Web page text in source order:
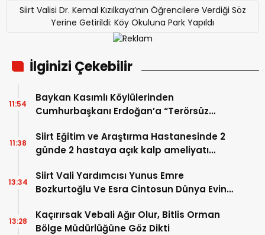
Siirt Valisi Dr. Kemal Kızılkaya’nın Öğrencilere Verdiği Söz
Yerine Getirildi: Köy Okuluna Park Yapıldı
İlginizi Çekebilir
Baykan Kasımlı Köylülerinden
Cumhurbaşkanı Erdoğan’a “Terörsüz
11:54
Siirt Eğitim ve Araştırma Hastanesinde 2
günde 2 hastaya açık kalp ameliyatı
11:38
Siirt Vali Yardımcısı Yunus Emre
Bozkurtoğlu Ve Esra Cintosun Dünya Evine
13:34
Kaçırırsak Vebali Ağır Olur, Bitlis Orman
Bölge Müdürlüğüne Göz Dikti
13:28